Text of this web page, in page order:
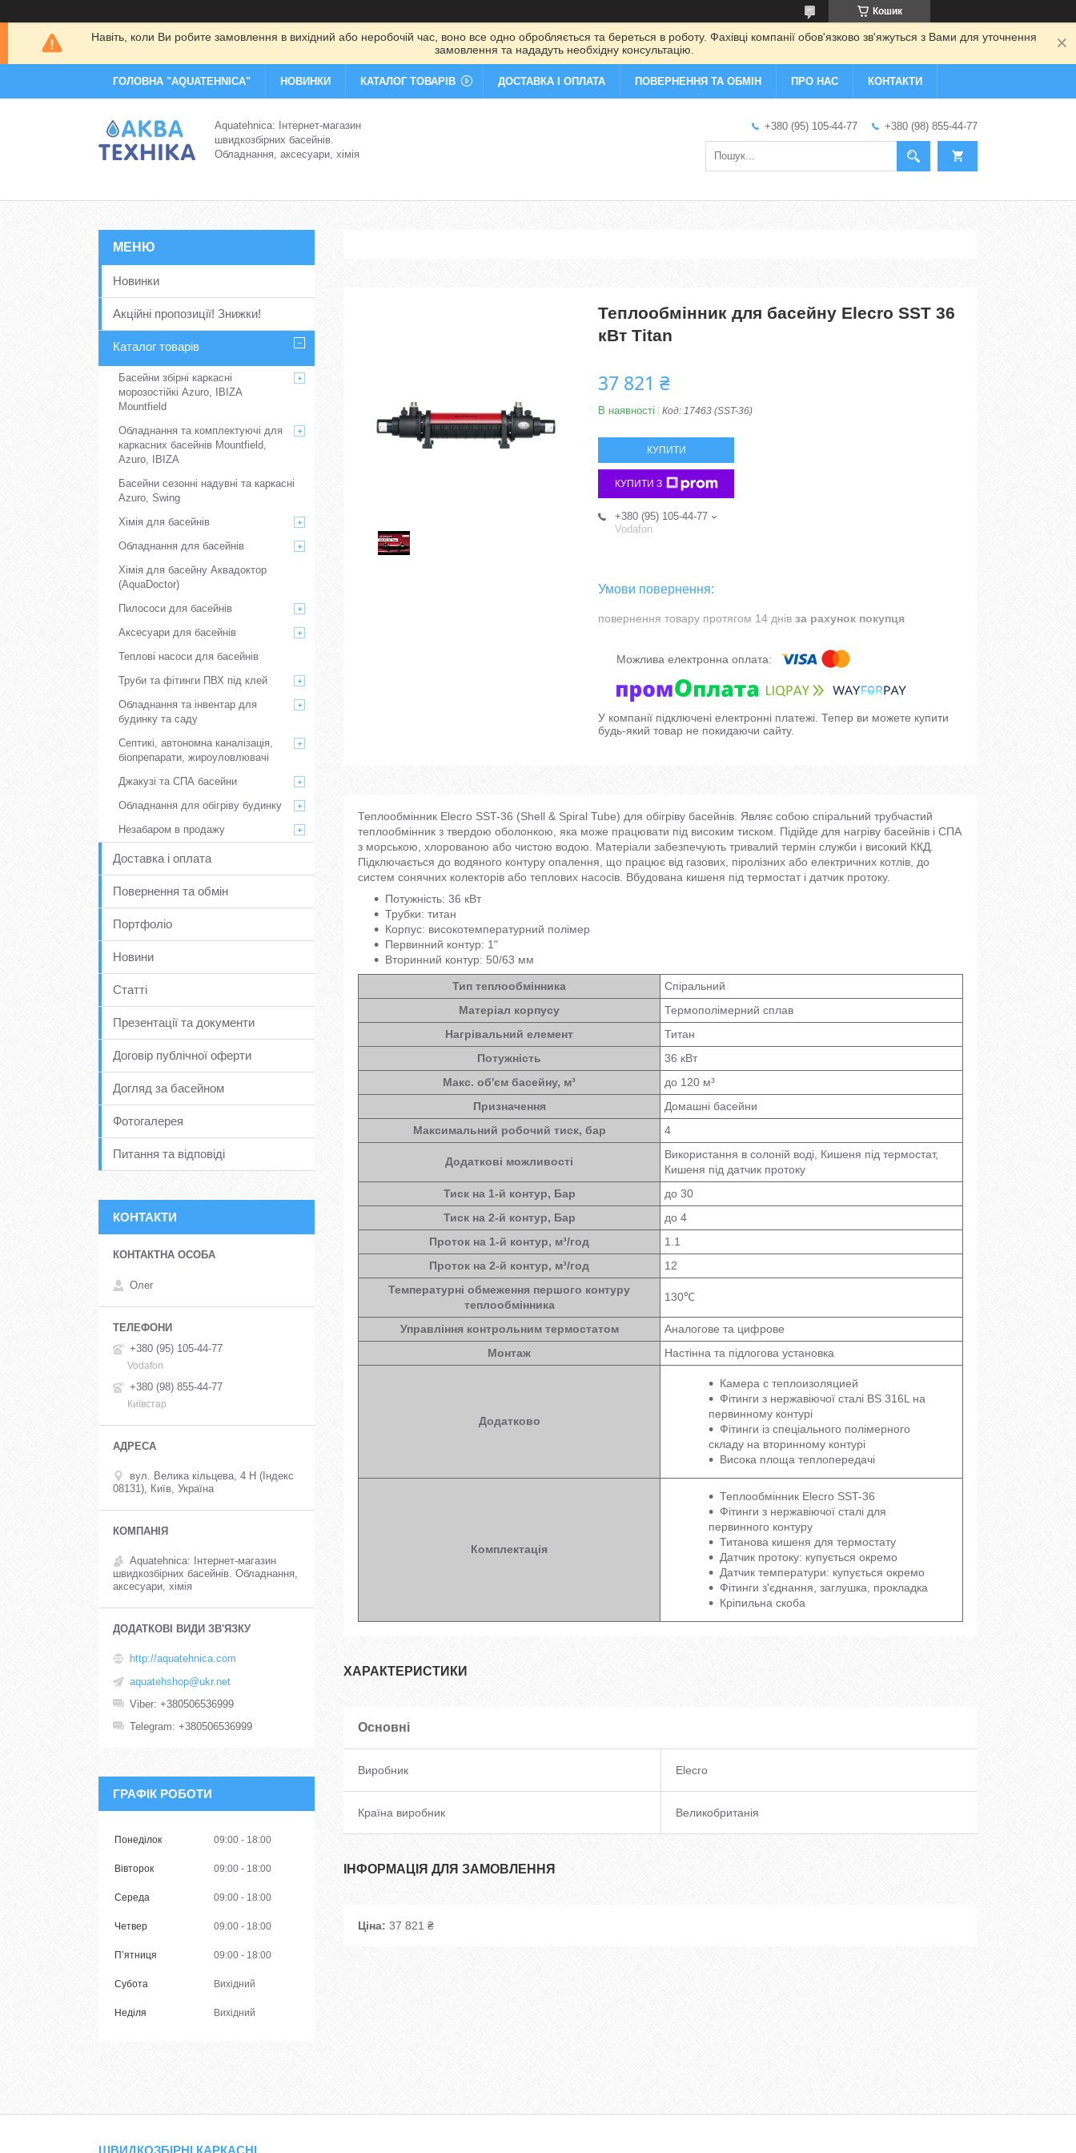
Кошик
Навіть, коли Ви робите замовлення в вихідний або неробочій час, воно все одно обробляється та береться в роботу. Фахівці компанії обов'язково зв'яжуться з Вами для уточнення
замовлення та нададуть необхідну консультацію.
ГОЛОВНА "AQUATEHNICA" НОВИНКИ КАТАЛОГ ТОВАРІВ ДОСТАВКА І ОПЛАТА ПОВЕРНЕННЯ ТА ОБМІН ПРО НАС КОНТАКТИ
Aquatehnica: Інтернет-магазин
швидкозбірних басейнів.
Обладнання, аксесуари, хімія
+380 (95) 105-44-77 +380 (98) 855-44-77
Теплообмінник для басейну Elecro SST 36
кВт Titan
37 821 ₴
В наявності Код: 17463 (SST-36)
КУПИТИ
КУПИТИ З
+380 (95) 105-44-77
Vodafon
повернення товару протягом 14 днів за рахунок покупця
У компанії підключені електронні платежі. Тепер ви можете купити
будь-який товар не покидаючи сайту.
Теплообмінник Elecro SST-36 (Shell & Spiral Tube) для обігріву басейнів. Являє собою спіральний трубчастий
теплообмінник з твердою оболонкою, яка може працювати під високим тиском. Підійде для нагріву басейнів і СПА
з морською, хлорованою або чистою водою. Матеріали забезпечують тривалий термін служби і високий ККД.
Підключається до водяного контуру опалення, що працює від газових, піролізних або електричних котлів, до
систем сонячних колекторів або теплових насосів. Вбудована кишеня під термостат і датчик протоку.
Потужність: 36 кВт
Трубки: титан
Корпус: високотемпературний полімер
Первинний контур: 1"
Вторинний контур: 50/63 мм
Тип теплообмінника
Спіральний
Матеріал корпусу
Термополімерний сплав
Нагрівальний елемент
Титан
Потужність
36 кВт
Макс. об'єм басейну, м³
до 120 м³
Призначення
Домашні басейни
Максимальний робочий тиск, бар
4
Додаткові можливості
Використання в солоній воді, Кишеня під термостат,
Кишеня під датчик протоку
Тиск на 1-й контур, Бар
до 30
Тиск на 2-й контур, Бар
до 4
Проток на 1-й контур, м³/год
1.1
Проток на 2-й контур, м³/год
12
Температурні обмеження першого контуру
теплообмінника
130℃
Управління контрольним термостатом
Аналогове та цифрове
Монтаж
Настінна та підлогова установка
Додатково
Камера с теплоизоляцией
Фітинги з нержавіючої сталі BS 316L на
первинному контурі
Фітинги із спеціального полімерного
складу на вторинному контурі
Висока площа теплопередачі
Комплектація
Теплообмінник Elecro SST-36
Фітинги з нержавіючої сталі для
первинного контуру
Титанова кишеня для термостату
Датчик протоку: купується окремо
Датчик температури: купується окремо
Фітинги з'єднання, заглушка, прокладка
Кріпильна скоба
ХАРАКТЕРИСТИКИ
Основні
Виробник Elecro
Країна виробник Великобританія
ІНФОРМАЦІЯ ДЛЯ ЗАМОВЛЕННЯ
Ціна: 37 821 ₴
Новинки
Акційні пропозиції! Знижки!
Каталог товарів
Басейни збірні каркасні
морозостійкі Azuro, IBIZA
Mountfield
Обладнання та комплектуючі для
каркасних басейнів Mountfield,
Azuro, IBIZA
Басейни сезонні надувні та каркасні
Azuro, Swing
Хімія для басейнів
Обладнання для басейнів
Хімія для басейну Аквадоктор
(AquaDoctor)
Пилососи для басейнів
Аксесуари для басейнів
Теплові насоси для басейнів
Труби та фітинги ПВХ під клей
Обладнання та інвентар для
будинку та саду
Септикі, автономна каналізація,
біопрепарати, жироуловлювачі
Джакузі та СПА басейни
Обладнання для обігріву будинку
Незабаром в продажу
Доставка і оплата
Повернення та обмін
Портфоліо
Новини
Статті
Презентації та документи
Договір публічної оферти
Догляд за басейном
Фотогалерея
Питання та відповіді
КОНТАКТИ
Олег
+380 (95) 105-44-77
Vodafon
+380 (98) 855-44-77
Київстар
вул. Велика кільцева, 4 Н (Індекс
08131), Київ, Україна
Aquatehnica: Інтернет-магазин
швидкозбірних басейнів. Обладнання,
аксесуари, хімія
http://aquatehnica.com
aquatehshop@ukr.net
Viber +380506536999
Telegram +380506536999
ГРАФІК РОБОТИ
Понеділок 09:00 18:00
Вівторок 09:00 18:00
Середа 09:00 18:00
Четвер 09:00 18:00
Пʼятниця 09:00 18:00
Субота Вихідний
Неділя Вихідний
ШВИДКОЗБІРНІ КАРКАСНІ